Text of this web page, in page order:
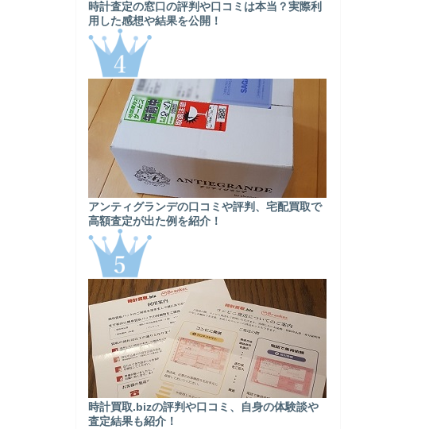
時計査定の窓口の評判や口コミは本当？実際利
用した感想や結果を公開！
アンティグランデの口コミや評判、宅配買取で
高額査定が出た例を紹介！
時計買取.bizの評判や口コミ、自身の体験談や
査定結果も紹介！